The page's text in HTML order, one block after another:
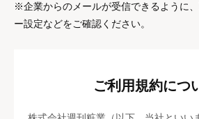
※企業からのメールが受信できるように
ー設定などをご確認ください。
ご利用規約につ